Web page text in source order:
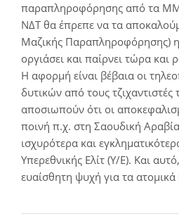
παραπληροφόρησης από τα
ΝΔΤ θα έπρεπε να τα
Μαζικής Παραπληροφόρησης) η
οργιάσει και παίρνει τώρα και
Η αφορμή είναι βέβαια οι
δυτικών από τους
αποσιωπούν ότι οι
ποινή π.χ. στη Σαουδική
ισχυρότερα και
Υπερεθνικής Ελίτ (Υ/Ε). Και
ευαίσθητη ψυχή για τα ατομικά